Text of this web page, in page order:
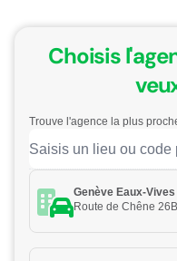
Choisis
Trouve l'agence la plus
Genève Eaux-Vives
Route de Chêne